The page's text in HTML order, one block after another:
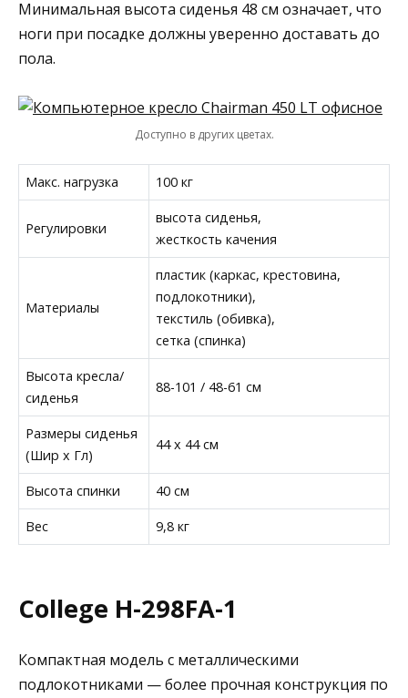
Минимальная высота сиденья 48 см означает, что
ноги при посадке должны уверенно доставать до
пола.
Доступно в других цветах.
Макс. нагрузка 100 кг
Регулировки
высота сиденья,
жесткость качения
Материалы
пластик (каркас, крестовина,
подлокотники),
текстиль (обивка),
сетка (спинка)
Высота кресла/
сиденья
88-101 / 48-61 см
Размеры сиденья
(Шир х Гл)
44 x 44 см
Высота спинки 40 см
Вес 9,8 кг
College H-298FA-1
Компактная модель с металлическими
подлокотниками — более прочная конструкция по